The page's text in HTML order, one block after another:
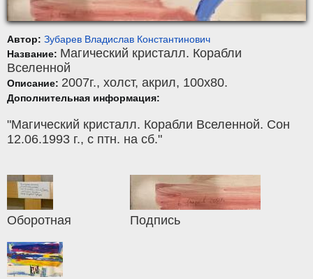
Автор: Зубарев Владислав Константинович
Название: Магический кристалл. Корабли
Вселенной
Описание: 2007г., холст, акрил, 100x80.
Дополнительная информация:
"Магический кристалл. Корабли Вселенной. Сон
12.06.1993 г., с птн. на сб."
Оборотная Подпись